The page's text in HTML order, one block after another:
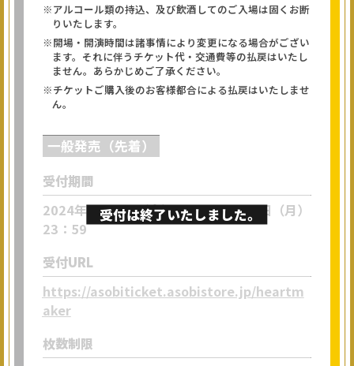
※アルコール類の持込、及び飲酒してのご入場は固くお断
りいたします。
※開場・開演時間は諸事情により変更になる場合がござい
ます。それに伴うチケット代・交通費等の払戻はいたし
ません。あらかじめご了承ください。
※チケットご購入後のお客様都合による払戻はいたしませ
ん。
一般発売（先着）
受付期間
2024年3月15日（金）12：00～4月8日（月）
23：59
受付URL
https://asobiticket.asobistore.jp/heartm
aker
枚数制限